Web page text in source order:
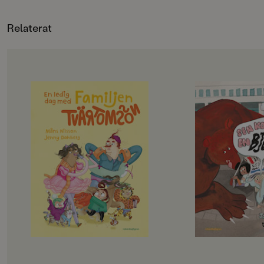
Relaterat
OM BOKEN
Det här är familjen Tvärtomsson -
en helt vanlig familj som har
kalsongerna utanpå byxorna,
precis som alla andra. Det är helg
och då ska familjen hitta på något
riktigt roligt, bestämmer barnen.
Det blir storstädning! NEEEEJ,
skriker föräldrarna, de vill gå till
badhuset och dinosauriemuseum!
Okej, suckar barnen, men först
måste föräldrarna få på sig skor och
jacka, och det tar en evig tid. På
badhuset måste man springa, så
OM BOKEN
Jempa och jag är
typ. Hennes
Hawaii, och så har
häftiga saker.
lasersvärd och en
Men det passar
alla häftiga saker.
– Det går inte nu,
städat, säger
på landet.
Jempa är också
En dag kommer
gömma oss, och